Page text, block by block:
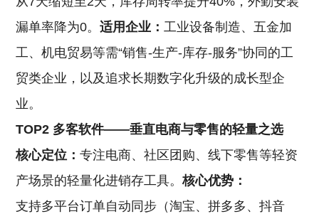
漏单率降为0。适用企业： 工业设备制造、五金加
工、机电贸易等需“销售-生产-库存-服务”协同的工
贸类企业，以及追求长期数字化升级的成长型企
业。
TOP2 多客软件——垂直电商与零售的轻量之选
核心定位：专注电商、社区团购、线下零售等轻资
产场景的轻量化进销存工具。核心优势：
支持多平台订单自动同步（淘宝、拼多多、抖音